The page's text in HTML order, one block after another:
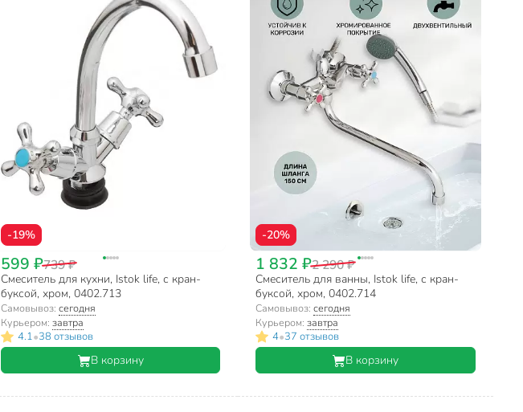
-19%
599 ₽739 ₽
Смеситель для кухни, Istok life, с кран-
буксой, хром, 0402.713
Самовывоз: сегодня
Курьером: завтра
4.1•38 отзывов
В корзину
-20%
1 832 ₽2 290 ₽
Смеситель для ванны, Istok life, с кран-
буксой, хром, 0402.714
Самовывоз:сегодня
Курьером:завтра
4•37 отзывов
В корзину